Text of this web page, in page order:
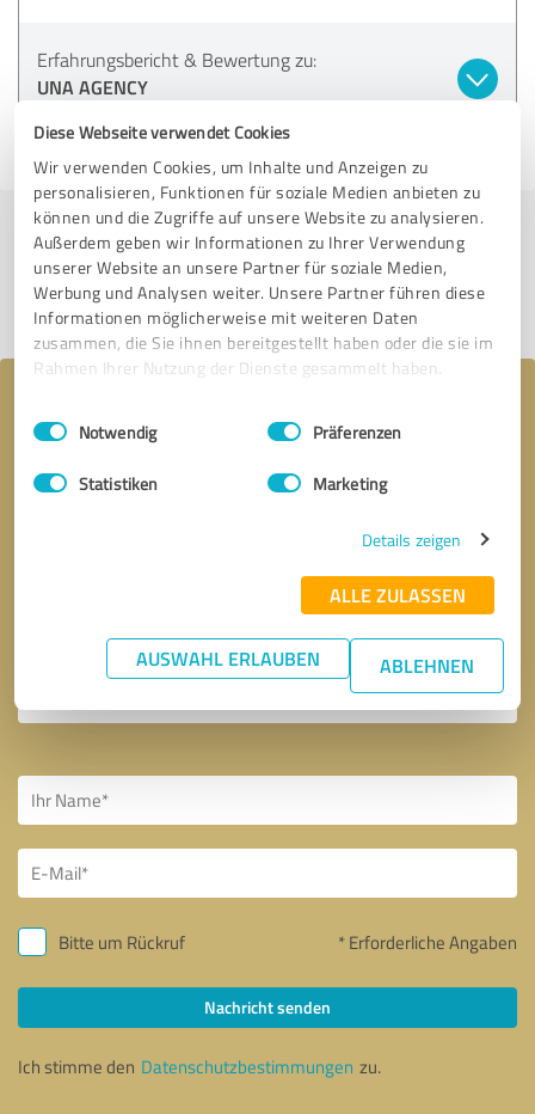
Diese Webseite verwendet Cookies
Wir verwenden Cookies, um Inhalte und Anzeigen zu
personalisieren, Funktionen für soziale Medien anbieten zu
können und die Zugriffe auf unsere Website zu analysieren.
Außerdem geben wir Informationen zu Ihrer Verwendung
unserer Website an unsere Partner für soziale Medien,
Werbung und Analysen weiter. Unsere Partner führen diese
Informationen möglicherweise mit weiteren Daten
zusammen, die Sie ihnen bereitgestellt haben oder die sie im
Rahmen Ihrer Nutzung der Dienste gesammelt haben.
Impressum Datenschutzbestimmungen
Einwilligungsauswahl
Notwendig Präferenzen
Statistiken Marketing
Details zeigen
ALLE ZULASSEN
AUSWAHL ERLAUBEN ABLEHNEN
Erfahrungsbericht & Bewertung zu:
UNA AGENCY
01.06.2026 Anonym
Jetzt bewerten
Profil teilen
Bitte um Rückruf * Erforderliche Angaben
Nachricht senden
Ich stimme den Datenschutzbestimmungen zu.